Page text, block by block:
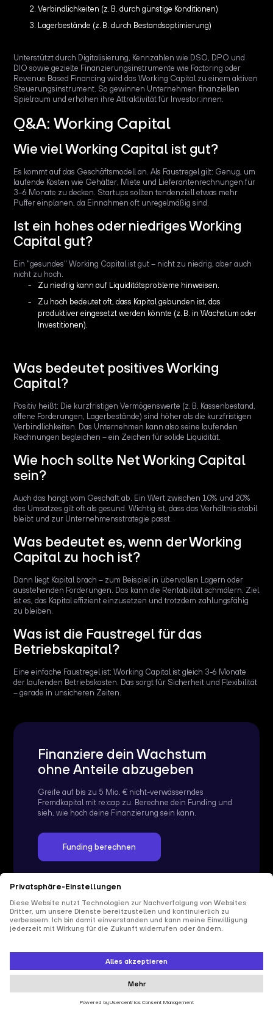
Verbindlichkeiten (z. B. durch günstige Konditionen)
Lagerbestände (z. B. durch Bestandsoptimierung)
Unterstützt durch Digitalisierung, Kennzahlen wie DSO, DPO und
DIO sowie gezielte Finanzierungsinstrumente wie Factoring oder
Revenue Based Financing wird das Working Capital zu einem aktiven
Steuerungsinstrument. So gewinnen Unternehmen finanziellen
Spielraum und erhöhen ihre Attraktivität für Investor:innen.
Q&A: Working Capital
Wie viel Working Capital ist gut?
Es kommt auf das Geschäftsmodell an. Als Faustregel gilt: Genug, um
laufende Kosten wie Gehälter, Miete und Lieferantenrechnungen für
3–6 Monate zu decken. Startups sollten tendenziell etwas mehr
Puffer einplanen, da Einnahmen oft unregelmäßig sind.
Ist ein hohes oder niedriges Working
Capital gut?
Ein "gesundes" Working Capital ist gut – nicht zu niedrig, aber auch
nicht zu hoch.
Zu niedrig kann auf Liquiditätsprobleme hinweisen.
Zu hoch bedeutet oft, dass Kapital gebunden ist, das
produktiver eingesetzt werden könnte (z. B. in Wachstum oder
Investitionen).
Was bedeutet positives Working
Capital?
Positiv heißt: Die kurzfristigen Vermögenswerte (z. B. Kassenbestand,
offene Forderungen, Lagerbestände) sind höher als die kurzfristigen
Verbindlichkeiten. Das Unternehmen kann also seine laufenden
Rechnungen begleichen – ein Zeichen für solide Liquidität.
Wie hoch sollte Net Working Capital
sein?
Auch das hängt vom Geschäft ab. Ein Wert zwischen 10% und 20%
des Umsatzes gilt oft als gesund. Wichtig ist, dass das Verhältnis stabil
bleibt und zur Unternehmensstrategie passt.
Was bedeutet es, wenn der Working
Capital zu hoch ist?
Dann liegt Kapital brach – zum Beispiel in übervollen Lagern oder
ausstehenden Forderungen. Das kann die Rentabilität schmälern. Ziel
ist es, das Kapital effizient einzusetzen und trotzdem zahlungsfähig
zu bleiben.
Was ist die Faustregel für das
Betriebskapital?
Eine einfache Faustregel ist: Working Capital ist gleich 3-6 Monate
der laufenden Betriebskosten. Das sorgt für Sicherheit und Flexibilität
– gerade in unsicheren Zeiten.
Finanziere dein Wachstum
ohne Anteile abzugeben
Greife auf bis zu 5 Mio. € nicht-verwässerndes
Fremdkapital mit re:cap zu. Berechne dein Funding und
sieh, wie hoch deine Finanzierung sein kann.
Funding berechnen